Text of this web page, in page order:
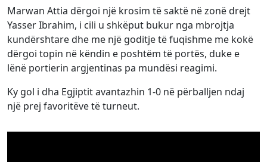
Marwan Attia dërgoi një krosim të saktë në zonë drejt
Yasser Ibrahim, i cili u shkëput bukur nga mbrojtja
kundërshtare dhe me një goditje të fuqishme me kokë
dërgoi topin në këndin e poshtëm të portës, duke e
lënë portierin argjentinas pa mundësi reagimi.
Ky gol i dha Egjiptit avantazhin 1-0 në përballjen ndaj
një prej favoritëve të turneut.